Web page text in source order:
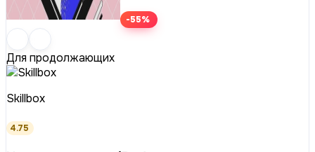
-55%
Для продолжающих
Skillbox
4.75